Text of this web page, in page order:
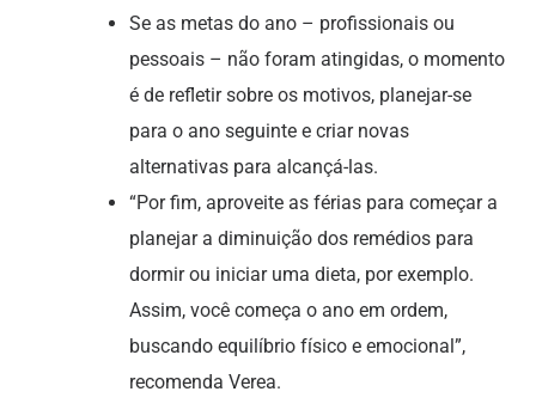
Se as metas do ano – profissionais ou
pessoais – não foram atingidas, o momento
é de refletir sobre os motivos, planejar-se
para o ano seguinte e criar novas
alternativas para alcançá-las.
“Por fim, aproveite as férias para começar a
planejar a diminuição dos remédios para
dormir ou iniciar uma dieta, por exemplo.
Assim, você começa o ano em ordem,
buscando equilíbrio físico e emocional”,
recomenda Verea.